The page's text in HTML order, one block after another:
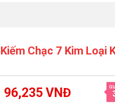
Chạc 7 Kim Loại
96,235 VNĐ